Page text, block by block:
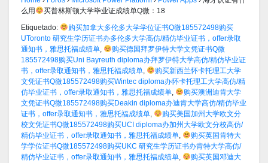
么用
买普林斯顿大学毕业证成绩单Q微：18
Etiquetado:
购买加拿大多伦多大学学位证书Q微185572498购买
UToronto 研究生学历证书办多伦多大学高仿/精仿毕业证书，offer录取
通知书，雅思托福成绩单,
购买德国拜罗伊特大学文凭证书Q微
185572498购买Uni Bayreuth diploma办拜罗伊特大学高仿/精仿毕业证
书，offer录取通知书，雅思托福成绩单,
购买新西兰怀卡托理工大学
文凭证书Q微185572498购买Wintec diploma办怀卡托理工大学高仿/精
仿毕业证书，offer录取通知书，雅思托福成绩单,
购买澳洲迪肯大学
文凭证书Q微185572498购买Deakin diploma办迪肯大学高仿/精仿毕业
证书，offer录取通知书，雅思托福成绩单,
购买美国加州大学欧文分
校文凭证书Q微185572498购买UCI diploma办加州大学欧文分校高仿/
精仿毕业证书，offer录取通知书，雅思托福成绩单,
购买英国肯特大
学学位证书Q微185572498购买UKC 研究生学历证书办肯特大学高仿/
精仿毕业证书，offer录取通知书，雅思托福成绩单,
购买英国邓迪大